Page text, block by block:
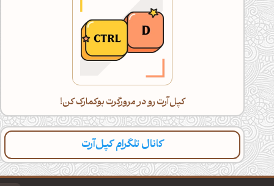
دراز بکش و کپل‌آرت رو اسکرول کن(:
کانال تلگرام کپل‌آرت